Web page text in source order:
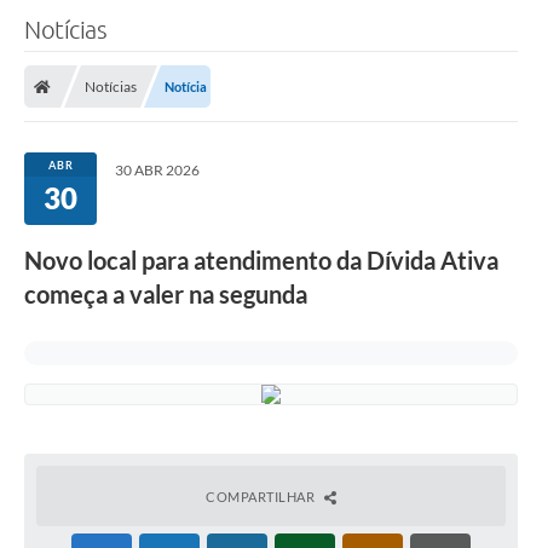
Notícias
Notícias Notícia
ABR
30
30 ABR 2026
Novo local para atendimento da Dívida Ativa
começa a valer na segunda
COMPARTILHAR